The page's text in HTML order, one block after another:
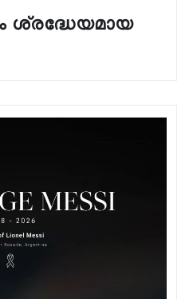
ശ്രദ്ധേയമായ